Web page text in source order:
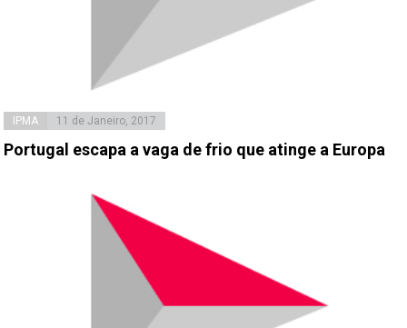
IPMA 11 de Janeiro, 2017
Portugal escapa a vaga de frio que atinge a Europa